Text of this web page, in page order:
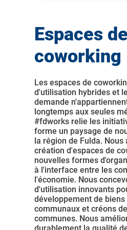
Espaces de
coworking
Les espaces de
d'utilisation hybrides et
demande
longtemps aux seules
#fdworks relie les
forme un paysage de
la région de Fulda. Nous
création d'espaces de
nouvelles formes
à l'interface entre les
l'économie. Nous
d'utilisation innovants
développement de
communaux et créons
communes. Nous